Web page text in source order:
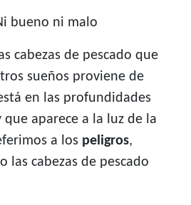
bueno ni malo
cabezas de pescado que
sueños proviene de
en las profundidades
aparece a la luz de la
a los peligros,
las cabezas de pescado